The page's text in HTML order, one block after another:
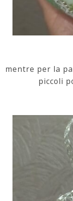
mentre per la
piccoli